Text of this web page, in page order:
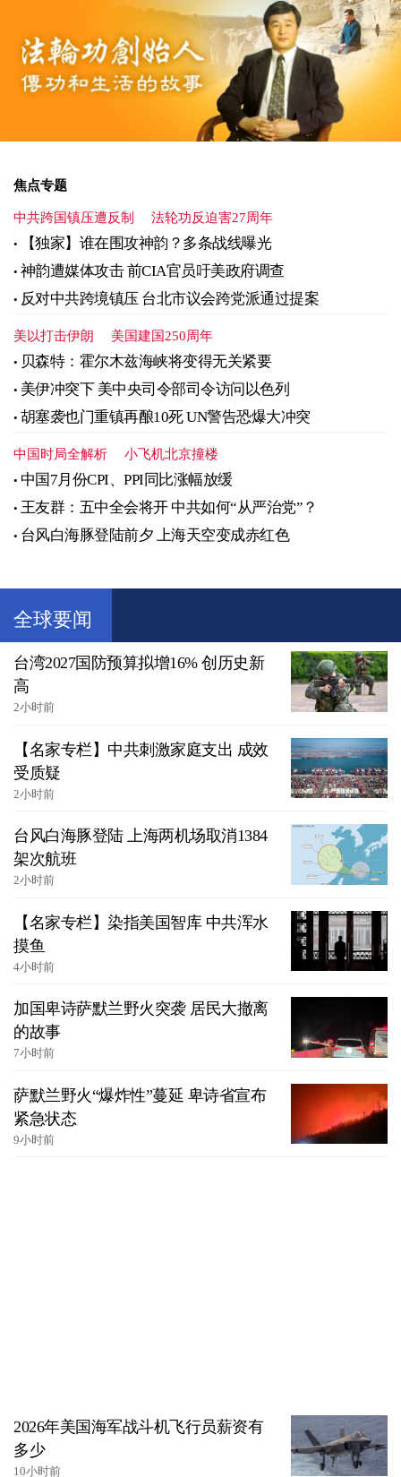
焦点专题
中共跨国镇压遭反制 法轮功反迫害27周年
【独家】谁在围攻神韵？多条战线曝光
神韵遭媒体攻击 前CIA官员吁美政府调查
反对中共跨境镇压 台北市议会跨党派通过提案
美以打击伊朗 美国建国250周年
贝森特：霍尔木兹海峡将变得无关紧要
美伊冲突下 美中央司令部司令访问以色列
胡塞袭也门重镇再酿10死 UN警告恐爆大冲突
中国时局全解析 小飞机北京撞楼
中国7月份CPI、PPI同比涨幅放缓
王友群：五中全会将开 中共如何“从严治党”？
台风白海豚登陆前夕 上海天空变成赤红色
全球要闻
台湾2027国防预算拟增16% 创历史新
高
2小时前
【名家专栏】中共刺激家庭支出 成效
受质疑
2小时前
台风白海豚登陆 上海两机场取消1384
架次航班
2小时前
【名家专栏】染指美国智库 中共浑水
摸鱼
4小时前
加国卑诗萨默兰野火突袭 居民大撤离
的故事
7小时前
萨默兰野火“爆炸性”蔓延 卑诗省宣布
紧急状态
9小时前
2026年美国海军战斗机飞行员薪资有
多少
10小时前